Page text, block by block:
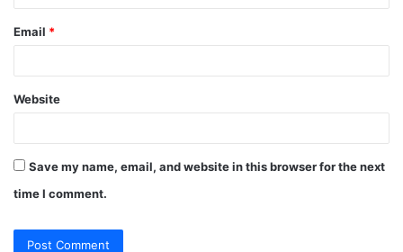
Email *
Website
Save my name, email, and website in this browser for the next
time I comment.